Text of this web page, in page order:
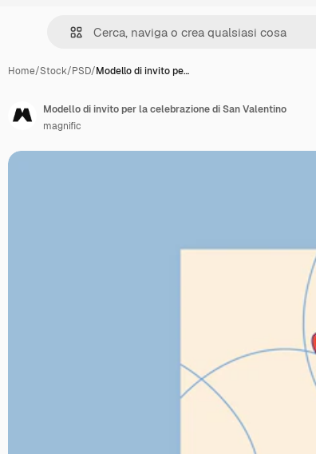
Home/Stock/PSD/Modello di invito pe…
Modello di invito per la celebrazione di San Valentino
magnific